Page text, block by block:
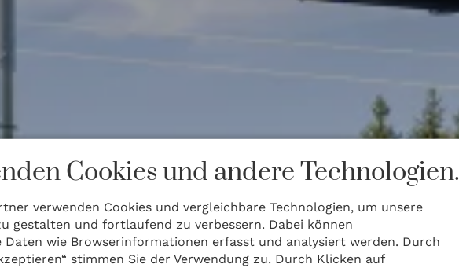
Cookies und andere Technologien.
verwenden Cookies und vergleichbare Technologien, um unsere
gestalten und fortlaufend zu verbessern. Dabei können
Daten wie Browserinformationen erfasst und analysiert werden. Durch
stimmen Sie der Verwendung zu. Durch Klicken auf